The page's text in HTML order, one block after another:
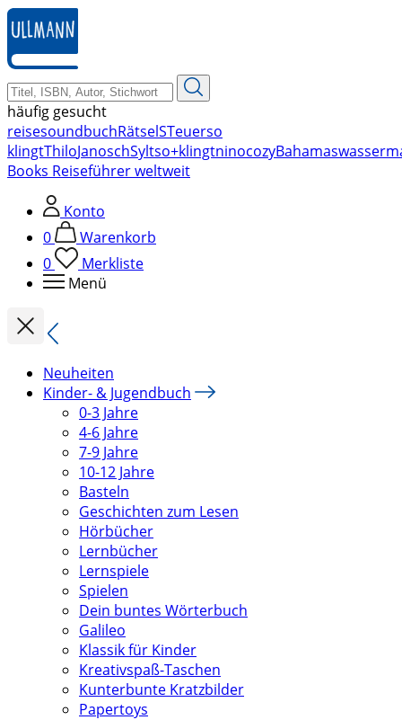
zum
Hauptinhalt
springen
häufig gesucht
reisesoundbuchRätselSTeuerso
klingtThiloJanoschSyltso+klingtninocozyBahamas
Books Reiseführer weltweit
Konto
0
Warenkorb
0
Merkliste
Menü
Neuheiten
Kinder- & Jugendbuch
0-3 Jahre
4-6 Jahre
7-9 Jahre
10-12 Jahre
Basteln
Geschichten zum Lesen
Hörbücher
Lernbücher
Lernspiele
Spielen
Dein buntes Wörterbuch
Galileo
Klassik für Kinder
Kreativspaß-Taschen
Kunterbunte Kratzbilder
Papertoys